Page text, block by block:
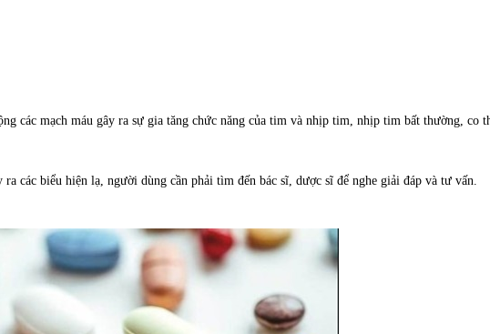
các mạch máu gây ra sự gia tăng chức năng của tim và nhịp tim, nhịp tim bất thường, co
các biểu hiện lạ, người dùng cần phải tìm đến bác sĩ, dược sĩ để nghe giải đáp và tư vấn.